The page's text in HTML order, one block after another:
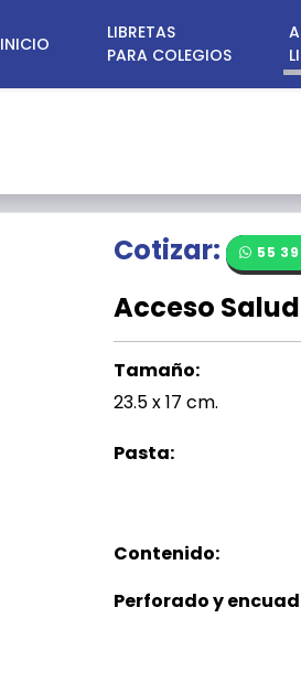
INICIO
LIBRETAS
PARA COLEGIOS
Cotizar: 55
Acceso Salud
Tamaño:
23.5 x 17 cm.
Pasta:
Contenido:
Perforado y